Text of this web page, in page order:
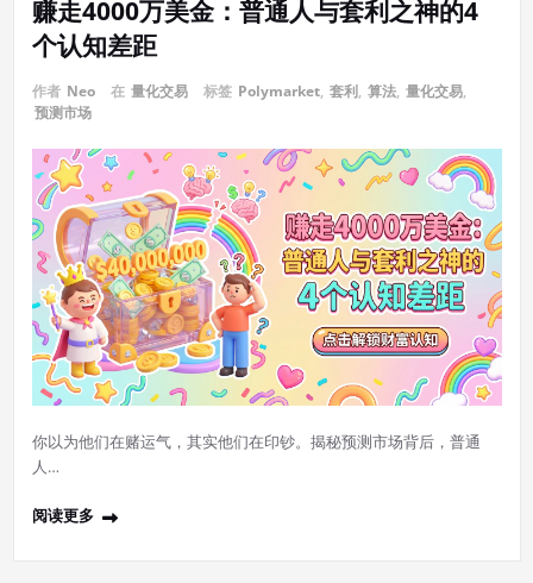
赚走4000万美金：普通人与套利之神的4
个认知差距
作者 Neo 在 量化交易 标签 Polymarket, 套利, 算法, 量化交易,
预测市场
你以为他们在赌运气，其实他们在印钞。揭秘预测市场背后，普通
人…
阅读更多